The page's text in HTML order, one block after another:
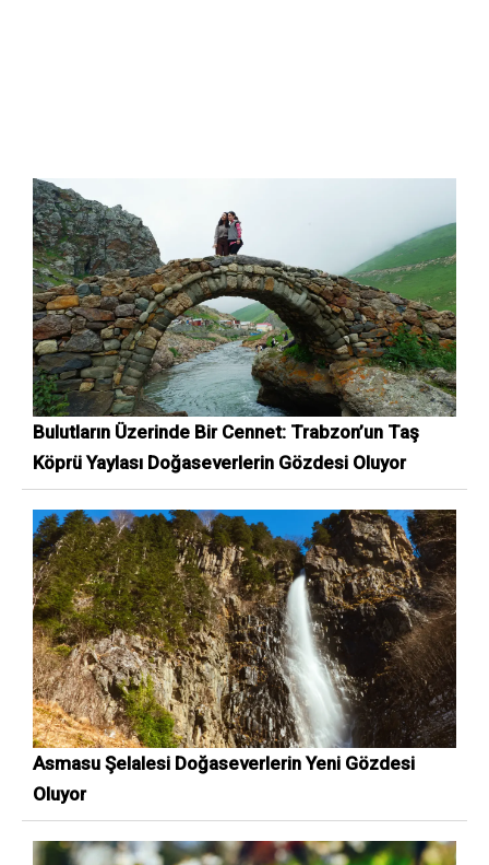
Bulutların Üzerinde Bir Cennet: Trabzon’un Taş
Köprü Yaylası Doğaseverlerin Gözdesi Oluyor
Asmasu Şelalesi Doğaseverlerin Yeni Gözdesi
Oluyor